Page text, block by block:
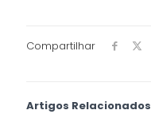
Compartilhar
Artigos Relacionados